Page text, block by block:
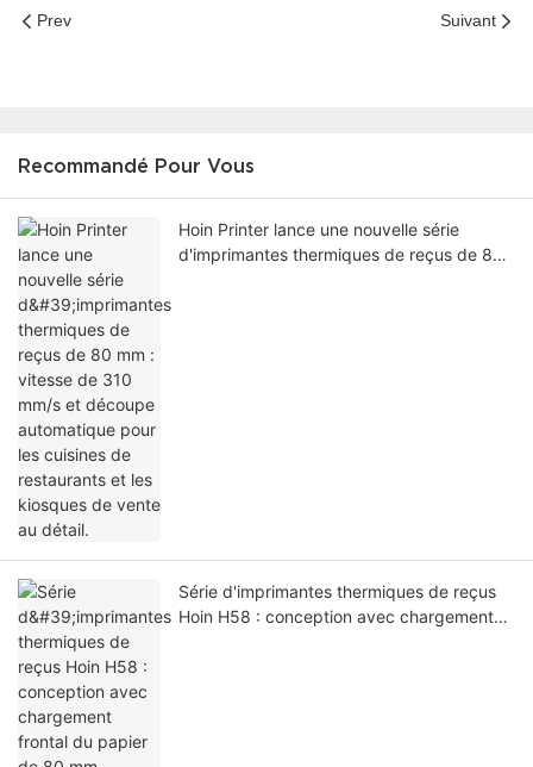
Prev Suivant
Recommandé Pour Vous
Hoin Printer lance une nouvelle série
d'imprimantes thermiques de reçus de 80
Série d'imprimantes thermiques de reçus
Hoin H58 : conception avec chargement